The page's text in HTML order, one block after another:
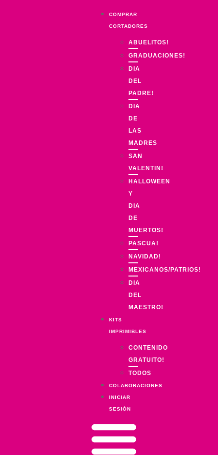
COMPRAR
CORTADORES
ABUELITOS!
GRADUACIONES!
DIA
DEL
PADRE!
DIA
DE
LAS
MADRES
SAN
VALENTIN!
HALLOWEEN
Y
DIA
DE
MUERTOS!
PASCUA!
NAVIDAD!
MEXICANOS/PATRIOS!
DIA
DEL
MAESTRO!
KITS
IMPRIMIBLES
CONTENIDO
GRATUITO!
TODOS
COLABORACIONES
INICIAR
SESIÓN